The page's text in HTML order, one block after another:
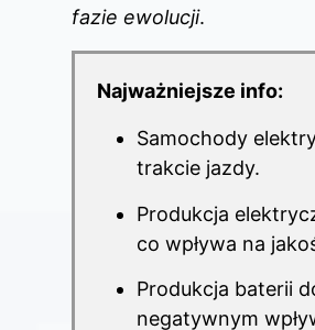
fazie ewolucji.
Najważniejsze info:
Samochody
trakcie jazdy.
Produkcja
co wpływa na
Produkcja baterii
negatywnym